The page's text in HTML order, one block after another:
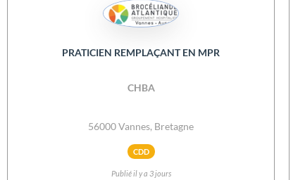
PRATICIEN REMPLAÇANT EN MPR
CHBA
56000 Vannes, Bretagne
CDD
Publié il y a 3 jours